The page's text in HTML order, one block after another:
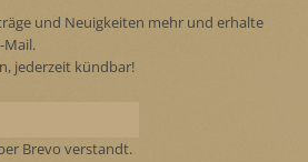
und Neuigkeiten mehr und erhalte
Mail.
jederzeit kündbar!
Brevo verstandt.